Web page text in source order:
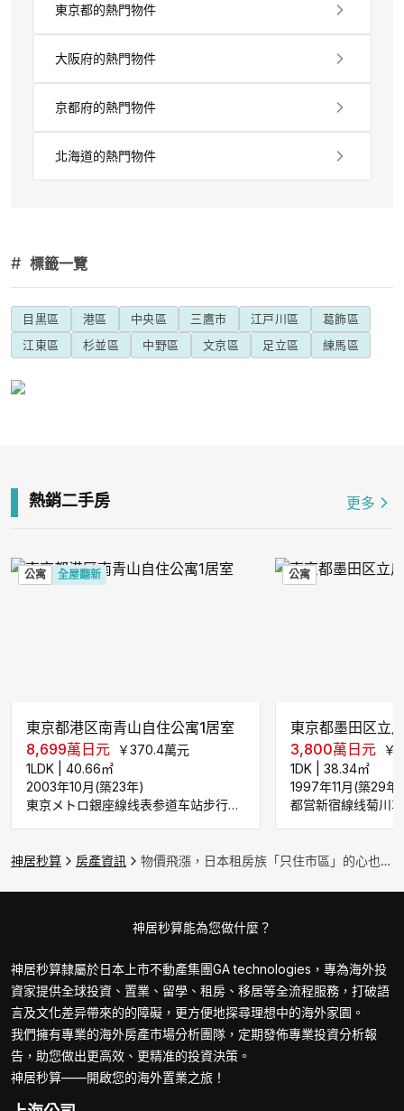
東京都的熱門物件
大阪府的熱門物件
京都府的熱門物件
北海道的熱門物件
# 標籤一覽
目黒區 港區 中央區 三鷹市 江戸川區
葛飾區
江東區
杉並區 中野區 文京區 足立區 練馬區
熱銷二手房 更多
公寓 全屋翻新
東京都港区南青山自住公寓1居室
8,699萬日元 ￥370.4萬元
1LDK
40.66㎡
2003年10月(築23年)
東京メトロ銀座線线表参道车站步行850米
公寓
東京都墨田区立
3,800萬日元 ￥
1DK |38.34㎡
1997年11月(築29年)
都営新宿線线菊川
神居秒算 房產資訊 物價飛漲，日本租房族「只住市區」的心也開始動搖了！｜日本房產
神居秒算能為您做什麼？
神居秒算隸屬於日本上市不動產集團GA technologies，專為海外投
資家提供全球投資、置業、留學、租房、移居等全流程服務，打破語
言及文化差异帶來的的障礙，更方便地探尋理想中的海外家園。
我們擁有專業的海外房產市場分析團隊，定期發佈專業投資分析報
告，助您做出更高效、更精准的投資決策。
神居秒算——開啟您的海外置業之旅！